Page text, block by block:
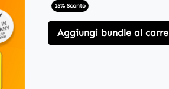
15% Sconto
Aggiungi bundle al